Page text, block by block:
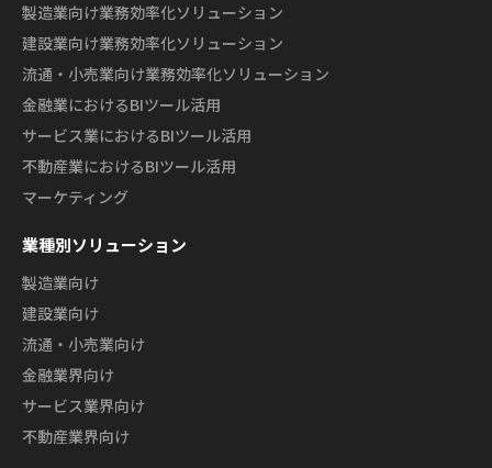
製造業向け業務効率化ソリューション
建設業向け業務効率化ソリューション
流通・小売業向け業務効率化ソリューション
金融業におけるBIツール活用
サービス業におけるBIツール活用
不動産業におけるBIツール活用
マーケティング
業種別ソリューション
製造業向け
建設業向け
流通・小売業向け
金融業界向け
サービス業界向け
不動産業界向け